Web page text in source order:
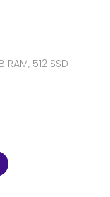
512 SSD